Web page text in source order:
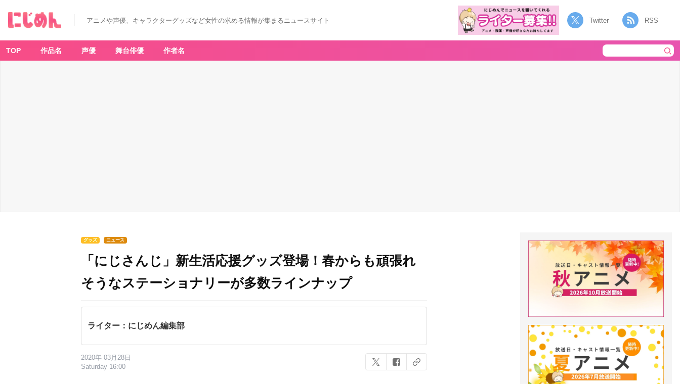
アニメや声優、キャラクターグッズなど女性の求める情報が集まるニュースサイト Twitter RSS
TOP 作品名 声優 舞台俳優 作者名
グッズ ニュース
「にじさんじ」新生活応援グッズ登場！春からも頑張れ
そうなステーショナリーが多数ラインナップ
ライター：にじめん編集部
2020年 03月28日
Saturday 16:00